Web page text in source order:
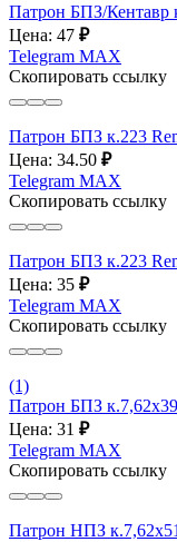
Патрон БПЗ/Кентавр
Цена: 47 ₽
Telegram MAX
Скопировать ссылку
Патрон БПЗ к.223
Цена: 34.50 ₽
Telegram MAX
Скопировать ссылку
Патрон БПЗ к.223
Цена: 35 ₽
Telegram MAX
Скопировать ссылку
(1)
Патрон БПЗ
Цена: 31 ₽
Telegram MAX
Скопировать ссылку
Патрон НПЗ